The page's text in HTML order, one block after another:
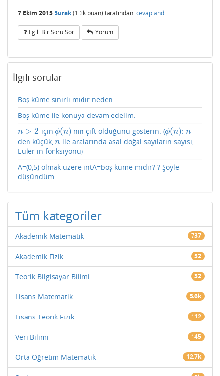
7 Ekim 2015 Burak(1.3k puan) tarafından cevaplandı
Ilgili Bir Soru Sor Yorum
İlgili sorular
Boş küme sınırlı mıdır neden
Boş küme ile konuya devam edelim.
n > 2
n>2 için ϕ(n)
ϕ(n) nin çift olduğunu gösterin. (ϕ(n)
ϕ(n) :n
n
den küçük, n
n ile aralarında asal doğal sayıların sayısı,
Euler in fonksiyonu)
A=(0,5) olmak üzere intA=boş küme midir? ? Şöyle
düşündüm...
Tüm kategoriler
Akademik Matematik 737
Akademik Fizik 52
Teorik Bilgisayar Bilimi 32
Lisans Matematik 5.6k
Lisans Teorik Fizik 112
Veri Bilimi 145
Orta Öğretim Matematik 12.7k